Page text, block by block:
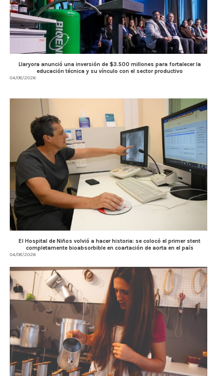
Llaryora anunció una inversión de $3.500 millones para fortalecer la
educación técnica y su vínculo con el sector productivo
04/08/2026
El Hospital de Niños volvió a hacer historia: se colocó el primer stent
completamente bioabsorbible en coartación de aorta en el país
04/08/2026